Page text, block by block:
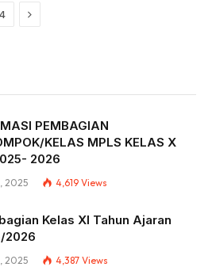
4 Next
PEMBAGIAN
KELAS MPLS KELAS X
2026
2025 4,619 Views
Kelas XI Tahun Ajaran
2026
2025 4,387 Views